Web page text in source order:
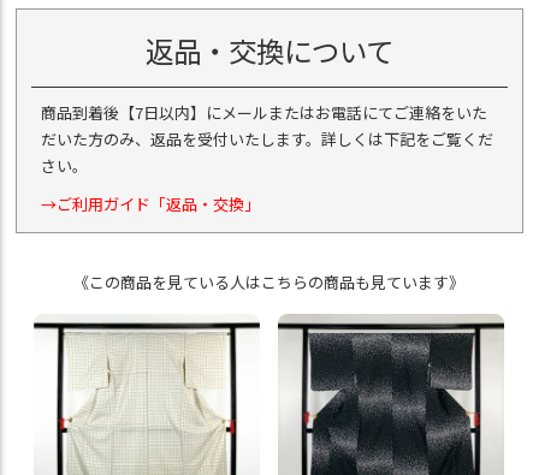
返品・交換について
商品到着後【7日以内】にメールまたはお電話にてご連絡をいた
だいた方のみ、返品を受付いたします。詳しくは下記をご覧くだ
さい。
→ご利用ガイド「返品・交換」
《この商品を見ている人はこちらの商品も見ています》